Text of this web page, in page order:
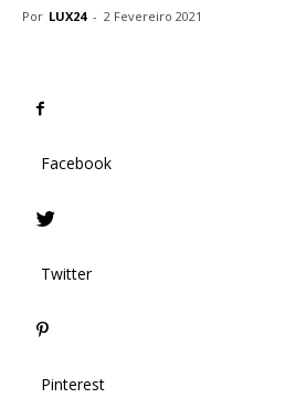
Por LUX24 - 2 Fevereiro 2021
Facebook
Twitter
Pinterest